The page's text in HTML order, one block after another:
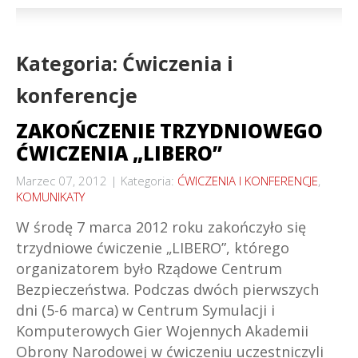
Kategoria: Ćwiczenia i
konferencje
ZAKOŃCZENIE TRZYDNIOWEGO
ĆWICZENIA „LIBERO”
Marzec 07, 2012 Kategoria: ĆWICZENIA I KONFERENCJE,
KOMUNIKATY
W środę 7 marca 2012 roku zakończyło się
trzydniowe ćwiczenie „LIBERO”, którego
organizatorem było Rządowe Centrum
Bezpieczeństwa. Podczas dwóch pierwszych
dni (5-6 marca) w Centrum Symulacji i
Komputerowych Gier Wojennych Akademii
Obrony Narodowej w ćwiczeniu uczestniczyli